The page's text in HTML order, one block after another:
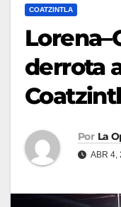
COATZINTLA
derrota
Por La
ABR 4,